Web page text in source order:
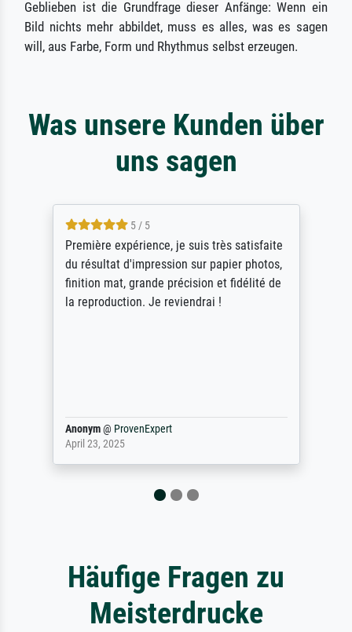
Geblieben ist die Grundfrage dieser Anfänge: Wenn ein
Bild nichts mehr abbildet, muss es alles, was es sagen
will, aus Farbe, Form und Rhythmus selbst erzeugen.
Was unsere Kunden über
uns sagen
4.5 / 5
ik beoordeel Meisterdrucke zeer positief.
Door de 69505 beschikbare kunstenaars
scrollen is echter onbegonnen werk (na
stoppen begint het weer van voor af aan).
philip @ProvenExpert
September 23, 2025
Häufige Fragen zu
Meisterdrucke